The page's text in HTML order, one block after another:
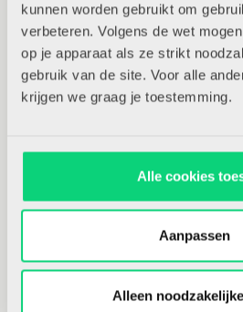
kunnen worden gebruikt om
verbeteren. Volgens de wet
op je apparaat als ze strikt
gebruik van de site. Voor alle
krijgen we graag je toestemming.
Alle cookies
Aanpassen
Alleen
van boeken, van tranen, van mij en
het onbekende. De beer vindt dat
spannend en nieuw. Met het idee
verzinnen, durft hij echter ook deze
Amsterdam: Nieuwezijds.
Ham, F. van der (2015). Kan niet
Lestrade, A. de & Docampo, V. (2017).